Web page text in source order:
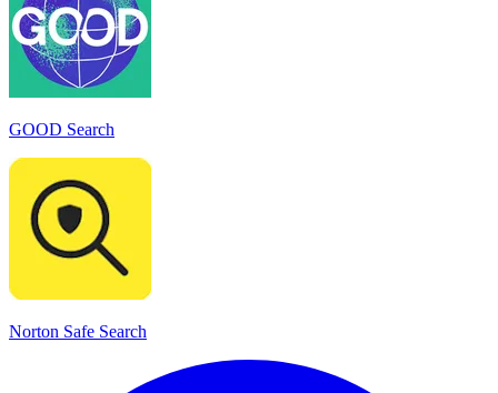
GOOD Search
Norton Safe Search